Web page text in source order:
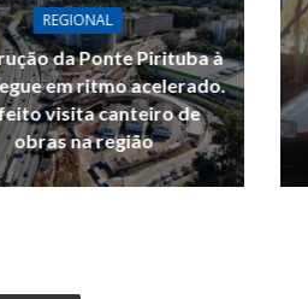
REGIONAL
da Ponte Pirituba à
em ritmo acelerado.
visita canteiro de
obras na região